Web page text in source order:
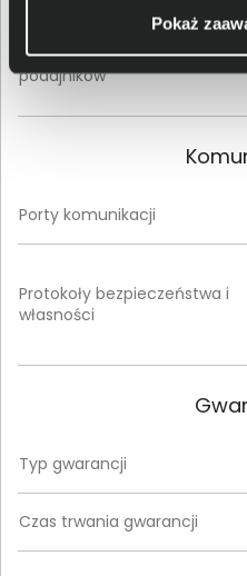
Pokaż
Pojemność zastosowanych
podajników
Porty komunikacji
Protokoły bezpieczeństwa i
własności
Typ gwarancji
Czas trwania gwarancji